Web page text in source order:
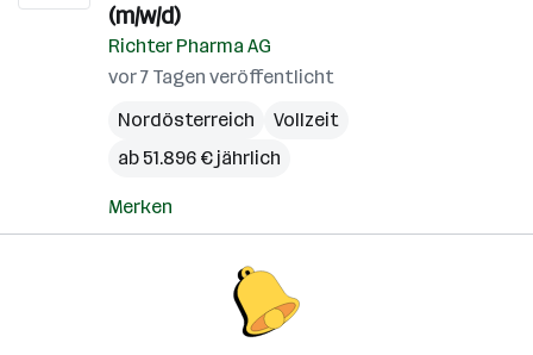
(m/w/d)
Richter Pharma AG
vor 7 Tagen veröffentlicht
Nordösterreich
Vollzeit
ab 51.896 € jährlich
Merken